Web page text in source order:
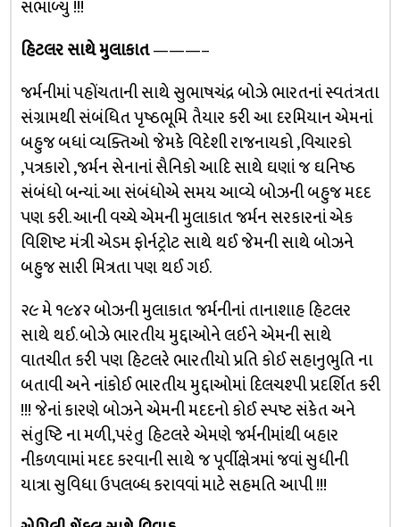
સંભાળ્યું !!!
હિટલર સાથે મુલાકાત———–
જર્મનીમાં પહોંચતાની સાથે સુભાષચંદ્ર બોઝે ભારતનાં સ્વતંત્રતા
સંગ્રામથી સંબંધિત પૃષ્ઠભૂમિ તૈયાર કરી આ દરમિયાન એમનાં
બહુજ બધાં વ્યક્તિઓ જેમકે વિદેશી રાજનાયકો ,વિચારકો
,પત્રકારો ,જર્મન સેનાનાં સૈનિકો આદિ સાથે ઘણાં જ ઘનિષ્ઠ
સંબંધો બન્યાં. આ સંબંધોએ સમય આવ્યે બોઝની બહુજ મદદ
પણ કરી. આની વચ્ચે એમની મુલાકાત જર્મન સરકારનાં એક
વિશિષ્ટ મંત્રી એડમ ફોર્નટ્રોટ સાથે થઈ જેમની સાથે બોઝને
બહુજ સારી મિત્રતા પણ થઈ ગઈ.
૨૯ મે ૧૯૪૨ બોઝની મુલાકાત જર્મનીનાં તાનાશાહ હિટલર
સાથે થઈ. બોઝે ભારતીય મુદ્દાઓને લઈને એમની સાથે
વાતચીત કરી પણ હિટલરે ભારતીયો પ્રતિ કોઈ સહાનુભુતિ ના
બતાવી અને નાંકોઈ ભારતીય મુદ્દાઓમાં દિલચશ્પી પ્રદર્શિત કરી
!!! જેનાં કારણે બોઝને એમની મદદનો કોઈ સ્પષ્ટ સંકેત અને
સંતુષ્ટિ ના મળી,પરંતુ હિટલરે એમણે જર્મનીમાંથી બહાર
નીકળવામાં મદદ કરવાની સાથે જ પૂર્વીક્ષેત્રમાં જવાં સુધીની
યાત્રા સુવિધા ઉપલબ્ધ કરાવવાં માટે સહમતિ આપી !!!